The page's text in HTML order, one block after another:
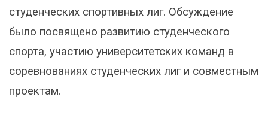
студенческих спортивных лиг. Обсуждение
было посвящено развитию студенческого
спорта, участию университетских команд в
соревнованиях студенческих лиг и совместным
проектам.